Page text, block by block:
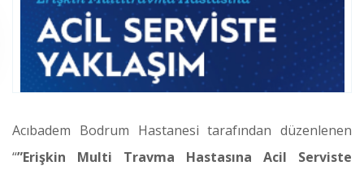
Acıbadem Bodrum Hastanesi tarafından düzenlenen
“”Erişkin Multi Travma Hastasına Acil Serviste